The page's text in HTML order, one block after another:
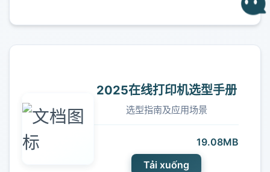
2025在线打印机选型手册
选型指南及应用场景
19.08MB
Tải xuống